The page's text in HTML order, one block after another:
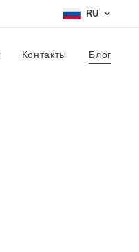
RU
Контакты Блог